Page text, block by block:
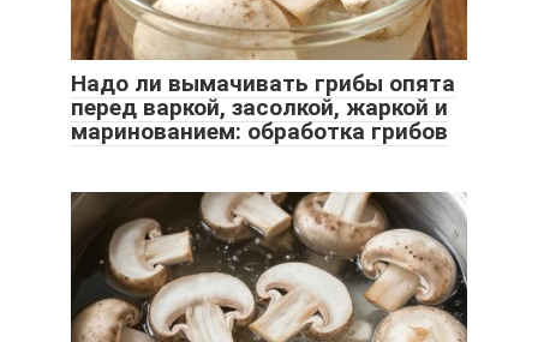
Надо ли вымачивать грибы опята
перед варкой, засолкой, жаркой и
маринованием: обработка грибов